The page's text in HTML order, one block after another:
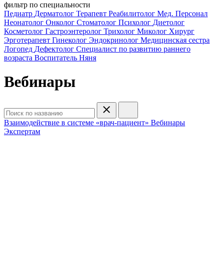
фильтр по специальности
Педиатр Дерматолог Терапевт Реабилитолог Мед. Персонал
Неонатолог Онколог Стоматолог Психолог Диетолог
Косметолог Гастроэнтеролог Трихолог Миколог Хирург
Эрготерапевт Гинеколог Эндокринолог Медицинская сестра
Логопед Дефектолог Специалист по развитию раннего
возраста Воспитатель Няня
Вебинары
Взаимодействие в системе «врач-пациент» Вебинары
Экспертам